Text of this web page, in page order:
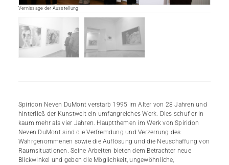
Vernissage der Ausstellung
Spiridon Neven DuMont verstarb 1995 im Alter von 28 Jahren und
hinterließ der Kunstwelt ein umfangreiches Werk. Dies schuf er in
kaum mehr als vier Jahren. Hauptthemen im Werk von Spiridon
Neven DuMont sind die Verfremdung und Verzerrung des
Wahrgenommenen sowie die Auflösung und die Neuschaffung von
Raumsituationen. Seine Arbeiten bieten dem Betrachter neue
Blickwinkel und geben die Möglichkeit, ungewöhnliche,